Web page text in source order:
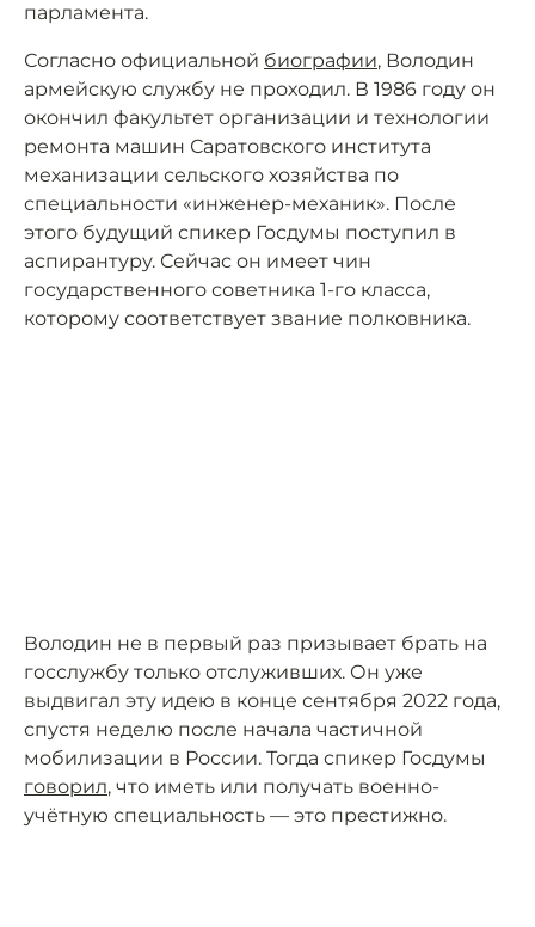
парламента.
Согласно официальной биографии, Володин
армейскую службу не проходил. В 1986 году он
окончил факультет организации и технологии
ремонта машин Саратовского института
механизации сельского хозяйства по
специальности «инженер-механик». После
этого будущий спикер Госдумы поступил в
аспирантуру. Сейчас он имеет чин
государственного советника 1-го класса,
которому соответствует звание полковника.
Володин не в первый раз призывает брать на
госслужбу только отслуживших. Он уже
выдвигал эту идею в конце сентября 2022 года,
спустя неделю после начала частичной
мобилизации в России. Тогда спикер Госдумы
говорил, что иметь или получать военно-
учётную специальность — это престижно.